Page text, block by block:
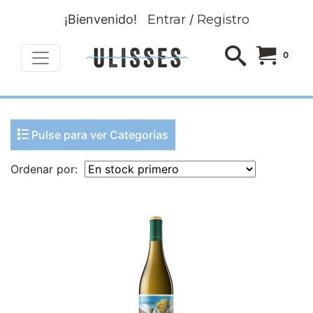
¡Bienvenido! Entrar/ Registro
0
Pulse para ver Categorías
Ordenar por: